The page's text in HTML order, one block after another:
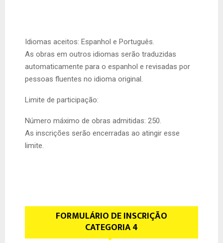
Idiomas aceitos: Espanhol e Português.
As obras em outros idiomas serão traduzidas
automaticamente para o espanhol e revisadas por
pessoas fluentes no idioma original.
Limite de participação:
Número máximo de obras admitidas: 250.
As inscrições serão encerradas ao atingir esse
limite.
FORMULÁRIO DE INSCRIÇÃO
CATEGORIA 4